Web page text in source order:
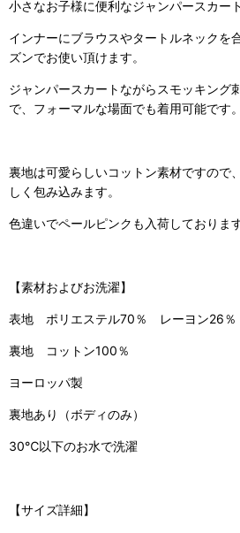
小さなお子様に便利なジャンパースカー
インナーにブラウスやタートルネックを
ズンでお使い頂けます。
ジャンパースカートながらスモッキング
で、フォーマルな場面でも着用可能です。
裏地は可愛らしいコットン素材ですので
しく包み込みます。
色違いでペールピンクも入荷しております
【素材およびお洗濯】
表地 ポリエステル70％ レーヨン26％
裏地 コットン100％
ヨーロッパ製
裏地あり（ボディのみ）
30℃以下のお水で洗濯
【サイズ詳細】